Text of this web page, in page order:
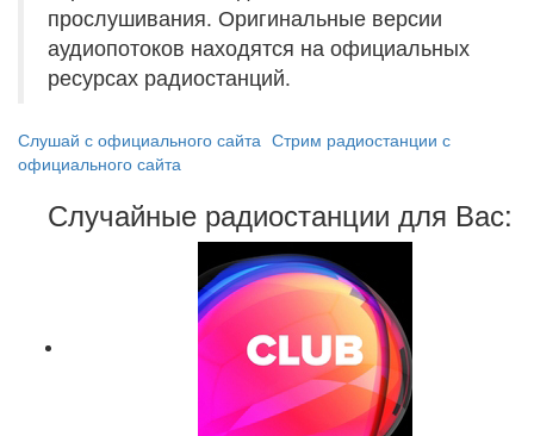
прослушивания. Оригинальные версии
аудиопотоков находятся на официальных
ресурсах радиостанций.
Слушай с официального сайта Стрим радиостанции с
официального сайта
Случайные радиостанции для Вас: